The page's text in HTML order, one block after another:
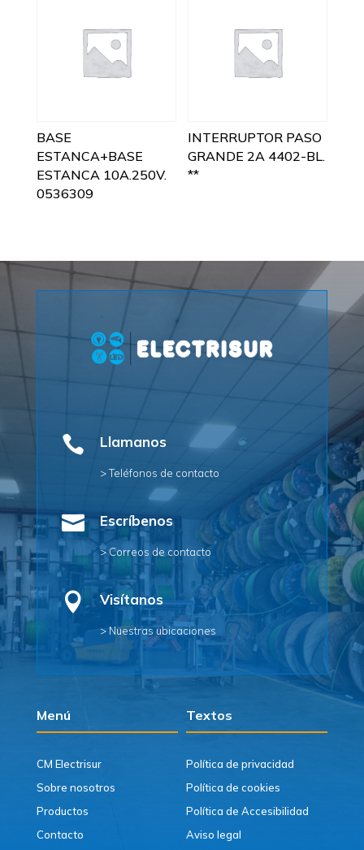
BASE
ESTANCA+BASE
ESTANCA 10A.250V.
0536309
INTERRUPTOR PASO
GRANDE 2A 4402-BL.
**
 Llamanos
> Teléfonos de contacto
 Escríbenos
> Correos de contacto
 Visítanos
> Nuestras ubicaciones
Menú Textos
CM Electrisur
Sobre nosotros
Productos
Contacto
Política de privacidad
Política de cookies
Política de Accesibilidad
Aviso legal